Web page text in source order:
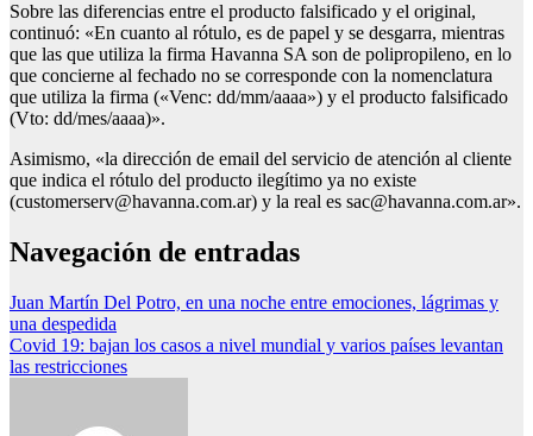
Sobre las diferencias entre el producto falsificado y el original,
continuó: «En cuanto al rótulo, es de papel y se desgarra, mientras
que las que utiliza la firma Havanna SA son de polipropileno, en lo
que concierne al fechado no se corresponde con la nomenclatura
que utiliza la firma («Venc: dd/mm/aaaa») y el producto falsificado
(Vto: dd/mes/aaaa)».
Asimismo, «la dirección de email del servicio de atención al cliente
que indica el rótulo del producto ilegítimo ya no existe
(customerserv@havanna.com.ar) y la real es sac@havanna.com.ar».
Navegación de entradas
Juan Martín Del Potro, en una noche entre emociones, lágrimas y
una despedida
Covid 19: bajan los casos a nivel mundial y varios países levantan
las restricciones